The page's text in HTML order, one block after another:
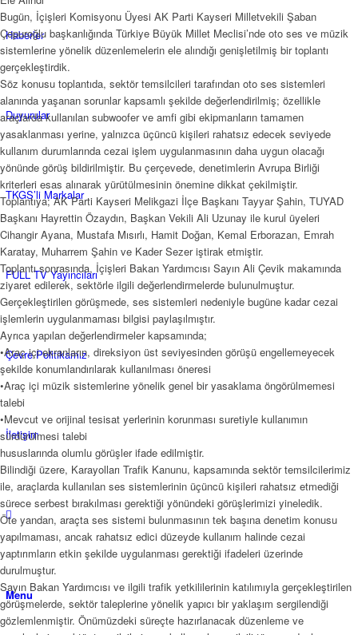
Haberler
Duyurular
TKGS’li Markalar
FULL TV Yayıncıları
Çevre Politikamız
İletişim
Menu
Bugün, İçişleri Komisyonu Üyesi AK Parti Kayseri Milletvekili Şaban
Çopuroğlu başkanlığında Türkiye Büyük Millet Meclisi’nde oto ses ve müzik
sistemlerine yönelik düzenlemelerin ele alındığı genişletilmiş bir toplantı
gerçekleştirdik.
Söz konusu toplantıda, sektör temsilcileri tarafından oto ses sistemleri
alanında yaşanan sorunlar kapsamlı şekilde değerlendirilmiş; özellikle
araçlarda kullanılan subwoofer ve amfi gibi ekipmanların tamamen
yasaklanması yerine, yalnızca üçüncü kişileri rahatsız edecek seviyede
kullanım durumlarında cezai işlem uygulanmasının daha uygun olacağı
yönünde görüş bildirilmiştir. Bu çerçevede, denetimlerin Avrupa Birliği
kriterleri esas alınarak yürütülmesinin önemine dikkat çekilmiştir.
Toplantıya; AK Parti Kayseri Melikgazi İlçe Başkanı Tayyar Şahin, TUYAD
Başkanı Hayrettin Özaydın, Başkan Vekili Ali Uzunay ile kurul üyeleri
Cihangir Ayana, Mustafa Mısırlı, Hamit Doğan, Kemal Erborazan, Emrah
Karatay, Muharrem Şahin ve Kader Sezer iştirak etmiştir.
Toplantı sonrasında, İçişleri Bakan Yardımcısı Sayın Ali Çevik makamında
ziyaret edilerek, sektörle ilgili değerlendirmelerde bulunulmuştur.
Gerçekleştirilen görüşmede, ses sistemleri nedeniyle bugüne kadar cezai
işlemlerin uygulanmaması bilgisi paylaşılmıştır.
Ayrıca yapılan değerlendirmeler kapsamında;
•Araç içi ekranların, direksiyon üst seviyesinden görüşü engellemeyecek
şekilde konumlandırılarak kullanılması öneresi
•Araç içi müzik sistemlerine yönelik genel bir yasaklama öngörülmemesi
talebi
•Mevcut ve orijinal tesisat yerlerinin korunması suretiyle kullanımın
sürdürülmesi talebi
hususlarında olumlu görüşler ifade edilmiştir.
Bilindiği üzere, Karayolları Trafik Kanunu, kapsamında sektör temsilcilerimiz
ile, araçlarda kullanılan ses sistemlerinin üçüncü kişileri rahatsız etmediği
sürece serbest bırakılması gerektiği yönündeki görüşlerimizi yineledik.
Öte yandan, araçta ses sistemi bulunmasının tek başına denetim konusu
yapılmaması, ancak rahatsız edici düzeyde kullanım halinde cezai
yaptırımların etkin şekilde uygulanması gerektiği ifadeleri üzerinde
durulmuştur.
Sayın Bakan Yardımcısı ve ilgili trafik yetkililerinin katılımıyla gerçekleştirilen
görüşmelerde, sektör taleplerine yönelik yapıcı bir yaklaşım sergilendiği
gözlemlenmiştir. Önümüzdeki süreçte hazırlanacak düzenleme ve